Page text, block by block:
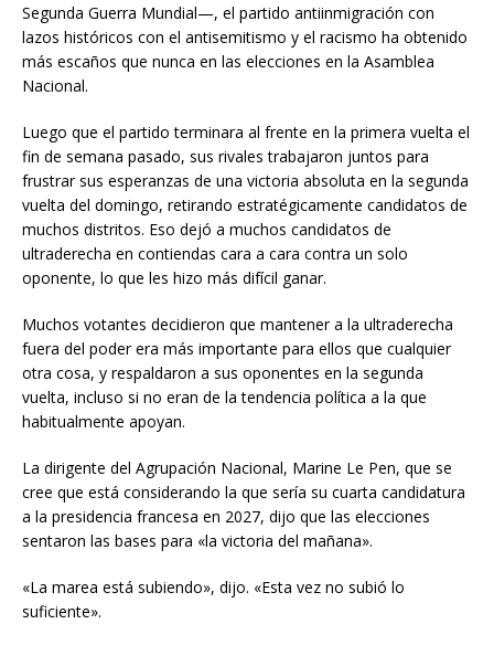
Segunda Guerra Mundial—, el partido antiinmigración con
lazos históricos con el antisemitismo y el racismo ha obtenido
más escaños que nunca en las elecciones en la Asamblea
Nacional.
Luego que el partido terminara al frente en la primera vuelta el
fin de semana pasado, sus rivales trabajaron juntos para
frustrar sus esperanzas de una victoria absoluta en la segunda
vuelta del domingo, retirando estratégicamente candidatos de
muchos distritos. Eso dejó a muchos candidatos de
ultraderecha en contiendas cara a cara contra un solo
oponente, lo que les hizo más difícil ganar.
Muchos votantes decidieron que mantener a la ultraderecha
fuera del poder era más importante para ellos que cualquier
otra cosa, y respaldaron a sus oponentes en la segunda
vuelta, incluso si no eran de la tendencia política a la que
habitualmente apoyan.
La dirigente del Agrupación Nacional, Marine Le Pen, que se
cree que está considerando la que sería su cuarta candidatura
a la presidencia francesa en 2027, dijo que las elecciones
sentaron las bases para «la victoria del mañana».
«La marea está subiendo», dijo. «Esta vez no subió lo
suficiente».